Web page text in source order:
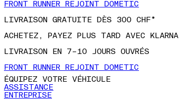
FRONT RUNNER REJOINT DOMETIC
LIVRAISON GRATUITE DÈS 300 CHF*
ACHETEZ, PAYEZ PLUS TARD AVEC KLARNA
LIVRAISON EN 7–10 JOURS OUVRÉS
FRONT RUNNER REJOINT DOMETIC
ÉQUIPEZ VOTRE VÉHICULE
ASSISTANCE
ENTREPRISE